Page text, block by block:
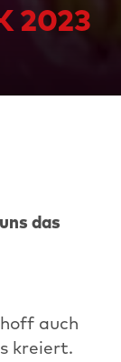
2023
das
auch
kreiert.